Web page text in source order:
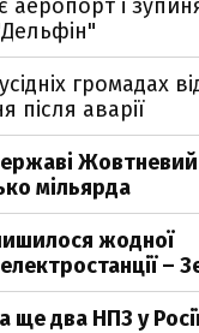
аеропорт і
громадах
після аварії
мільярда
жодної
–
ще два НПЗ у